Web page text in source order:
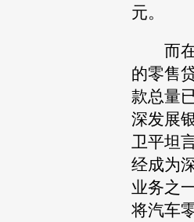
元。
而在
的零售
款总量
深发展
卫平坦
经成为
业务之
将汽车